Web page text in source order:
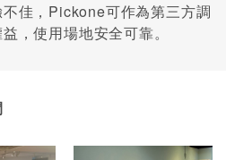
佳，Pickone可作為第三方調
，使用場地安全可靠。